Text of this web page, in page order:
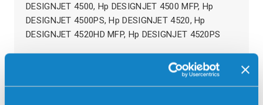
DESIGNJET 4500, Hp DESIGNJET 4500 MFP, Hp
DESIGNJET 4500PS, Hp DESIGNJET 4520, Hp
DESIGNJET 4520HD MFP, Hp DESIGNJET 4520PS